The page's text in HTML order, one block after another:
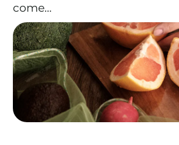
La tua cooperativa energetica
Area Soci|Aderisci a WeForGreen
PASSA A WEFORGREEN
come…